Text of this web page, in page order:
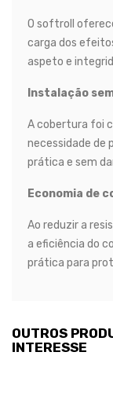
O softroll
carga dos
aspeto e
Instalação
A cobertura foi
necessidade de
prática e sem
Economia de
Ao reduzir a
a eficiência do
prática para
OUTROS
INTERESSE